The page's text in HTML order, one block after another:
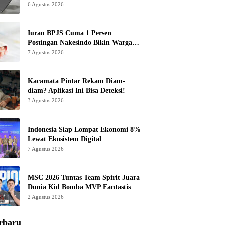
6 Agustus 2026
Iuran BPJS Cuma 1 Persen
Postingan Nakesindo Bikin Warganet
Murka
7 Agustus 2026
Kacamata Pintar Rekam Diam-
diam? Aplikasi Ini Bisa Deteksi!
3 Agustus 2026
Indonesia Siap Lompat Ekonomi 8%
Lewat Ekosistem Digital
7 Agustus 2026
MSC 2026 Tuntas Team Spirit Juara
Dunia Kid Bomba MVP Fantastis
2 Agustus 2026